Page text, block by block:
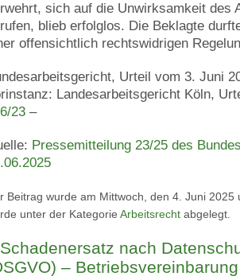
sich auf die Unwirksamkeit des
blieb erfolglos. Die Beklagte
offensichtlich rechtswidrigen
Urteil vom 3. Juni
Landesarbeitsgericht Köln,
23 –
Pressemitteilung 23/25 des
Beitrag wurde am Mittwoch, den 4. Juni
unter der Kategorie Arbeitsrecht abgelegt.
Schadenersatz nach
–